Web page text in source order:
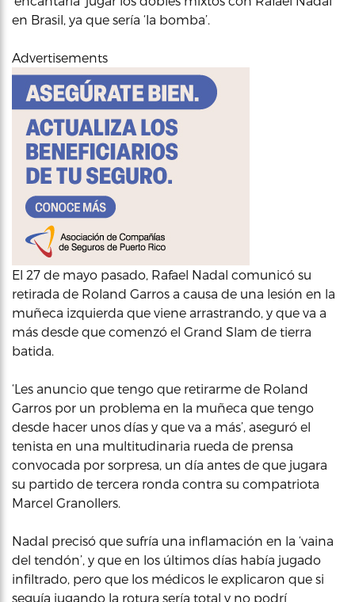
en Brasil, ya que sería ‘la bomba’.
Advertisements
El 27 de mayo pasado, Rafael Nadal comunicó su
retirada de Roland Garros a causa de una lesión en la
muñeca izquierda que viene arrastrando, y que va a
más desde que comenzó el Grand Slam de tierra
batida.
‘Les anuncio que tengo que retirarme de Roland
Garros por un problema en la muñeca que tengo
desde hacer unos días y que va a más’, aseguró el
tenista en una multitudinaria rueda de prensa
convocada por sorpresa, un día antes de que jugara
su partido de tercera ronda contra su compatriota
Marcel Granollers.
Nadal precisó que sufría una inflamación en la ‘vaina
del tendón’, y que en los últimos días había jugado
infiltrado, pero que los médicos le explicaron que si
seguía jugando la rotura sería total y no podrí